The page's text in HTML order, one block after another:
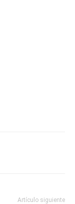
Artículo siguiente